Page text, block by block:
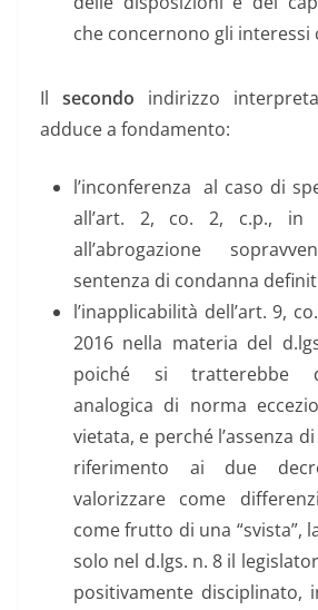
che concernono gli interessi
Il secondo indirizzo
adduce a fondamento:
l’inconferenza al caso di
all’art. 2, co. 2, c.p., in
all’abrogazione
sentenza di condanna
l’inapplicabilità dell’art. 9,
2016 nella materia del
poiché si tratterebbe
analogica di norma
vietata, e perché l’assenza
riferimento ai due
valorizzare come
come frutto di una “svista”,
solo nel d.lgs. n. 8 il
positivamente disciplinato,